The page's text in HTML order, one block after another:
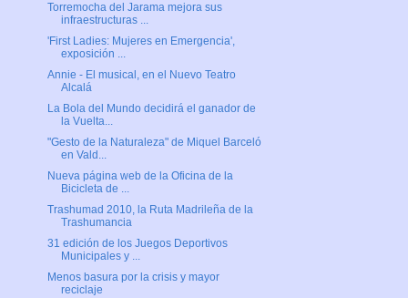
Torremocha del Jarama mejora sus
infraestructuras ...
'First Ladies: Mujeres en Emergencia',
exposición ...
Annie - El musical, en el Nuevo Teatro
Alcalá
La Bola del Mundo decidirá el ganador de
la Vuelta...
"Gesto de la Naturaleza" de Miquel Barceló
en Vald...
Nueva página web de la Oficina de la
Bicicleta de ...
Trashumad 2010, la Ruta Madrileña de la
Trashumancia
31 edición de los Juegos Deportivos
Municipales y ...
Menos basura por la crisis y mayor
reciclaje